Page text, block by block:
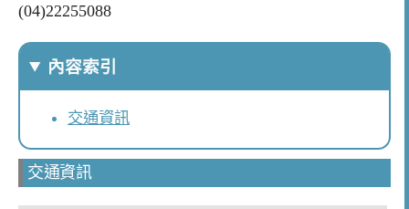
(04)22255088
內容索引
交通資訊
交通資訊